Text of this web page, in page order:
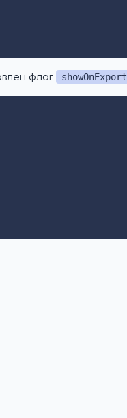
флаг showOnExport